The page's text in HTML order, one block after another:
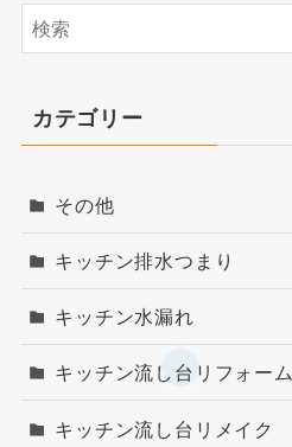
カテゴリー
その他
キッチン排水つまり
キッチン水漏れ
キッチン流し台リフォーム
キッチン流し台リメイク